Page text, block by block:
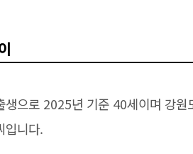
으로 2025년 기준 40세이며 강원
입니다.